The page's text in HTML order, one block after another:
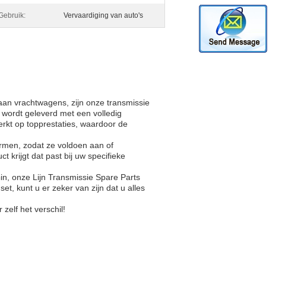
Vervaardiging van auto's
vrachtwagens, zijn onze transmissie
geleverd met een volledig
op topprestaties, waardoor de
zodat ze voldoen aan of
krijgt dat past bij uw specifieke
onze Lijn Transmissie Spare Parts
kunt u er zeker van zijn dat u alles
zelf het verschil!